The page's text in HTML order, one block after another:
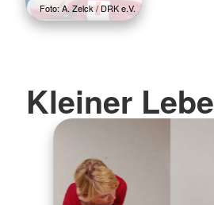
Foto: A. Zelck / DRK e.V.
Kleiner